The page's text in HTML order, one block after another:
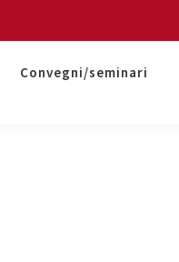
Convegni/seminari